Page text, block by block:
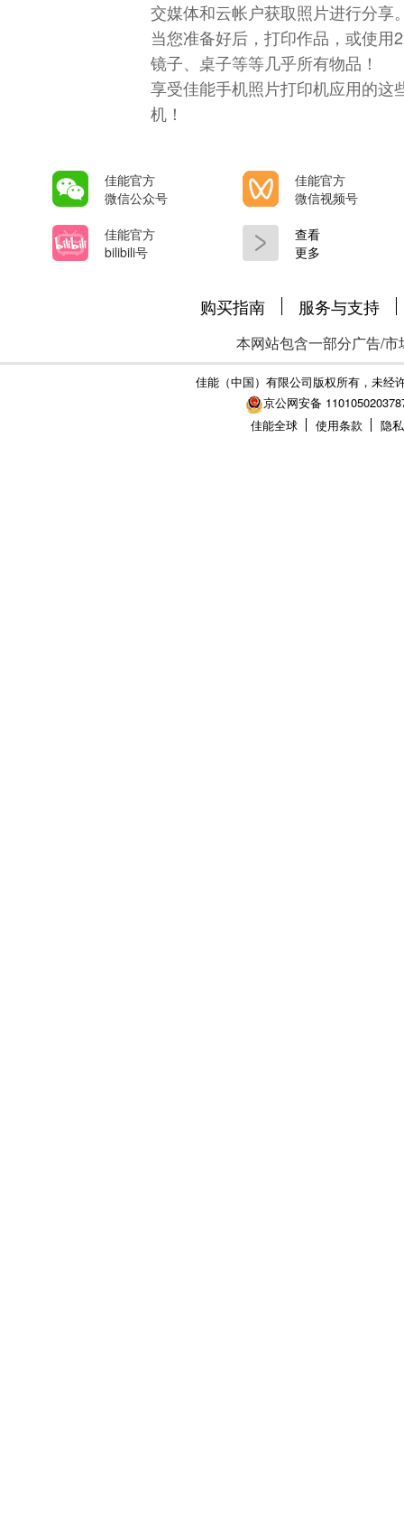
交媒体和云帐户获取照片进行分享
当您准备好后，打印作品，或使
镜子、桌子等等几乎所有物品！
享受佳能手机照片打印机应用的这
机！
佳能官方
微信公众号
佳能官方
微信视频号
佳能官方
bilibili号
查看
更多
购买指南 服务与支持
本网站包含一部分广告/
佳能（中国）有限公司版权所有，未经
京公网安备
佳能全球
使用条款 隐